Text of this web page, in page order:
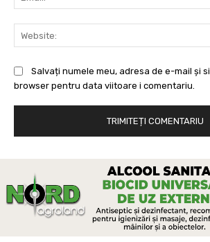
Salvați numele meu, adresa de e-mail și
browser pentru data viitoare i comentariu.